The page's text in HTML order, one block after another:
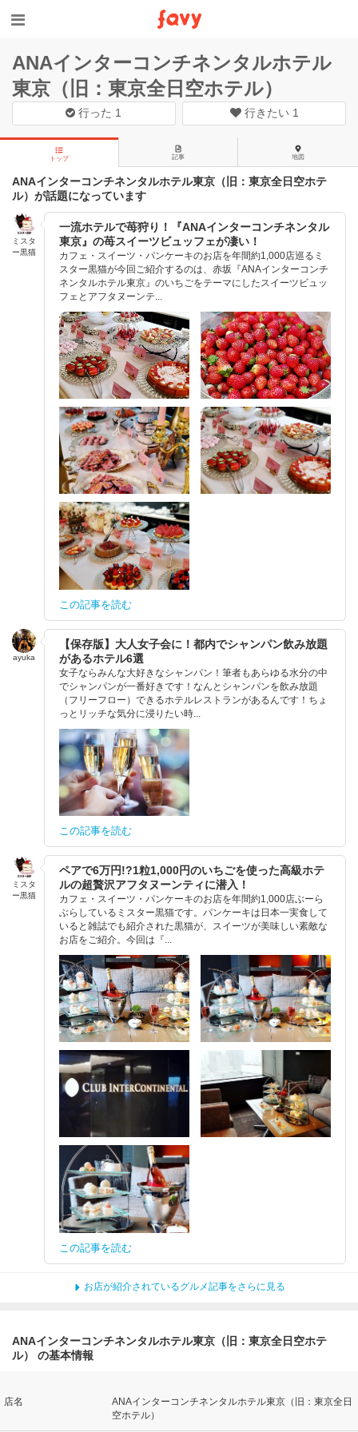
ANAインターコンチネンタルホテル
東京（旧：東京全日空ホテル）
行った 1 行きたい 1
トップ 記事 地図
ANAインターコンチネンタルホテル東京（旧：東京全日空ホテ
ル）が話題になっています
ミスタ
ー黒猫
一流ホテルで苺狩り！『ANAインターコンチネンタル
東京』の苺スイーツビュッフェが凄い！
カフェ・スイーツ・パンケーキのお店を年間約1,000店巡るミ
スター黒猫が今回ご紹介するのは、赤坂『ANAインターコンチ
ネンタルホテル東京』のいちごをテーマにしたスイーツビュッ
フェとアフタヌーンテ...
この記事を読む
ayuka
【保存版】大人女子会に！都内でシャンパン飲み放題
があるホテル6選
女子ならみんな大好きなシャンパン！筆者もあらゆる水分の中
でシャンパンが一番好きです！なんとシャンパンを飲み放題
（フリーフロー）できるホテルレストランがあるんです！ちょ
っとリッチな気分に浸りたい時...
この記事を読む
ミスタ
ー黒猫
ペアで6万円!?1粒1,000円のいちごを使った高級ホテ
ルの超贅沢アフタヌーンティに潜入！
カフェ・スイーツ・パンケーキのお店を年間約1,000店ぶーら
ぶらしているミスター黒猫です。パンケーキは日本一実食して
いると雑誌でも紹介された黒猫が、スイーツが美味しい素敵な
お店をご紹介。今回は『...
この記事を読む
お店が紹介されているグルメ記事をさらに見る
ANAインターコンチネンタルホテル東京（旧：東京全日空ホテ
ル） の基本情報
店名
ANAインターコンチネンタルホテル東京（旧：東京全日
空ホテル）